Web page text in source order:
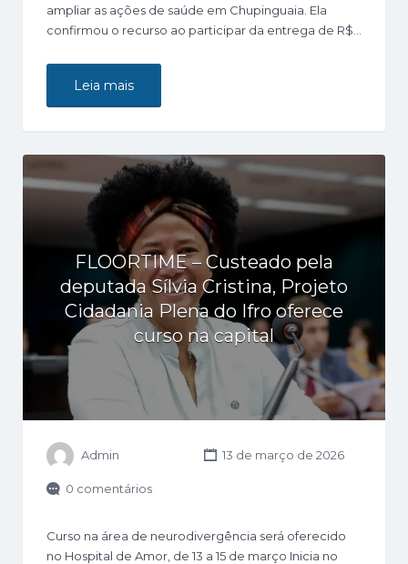
ampliar as ações de saúde em Chupinguaia. Ela
confirmou o recurso ao participar da entrega de R$…
Leia mais
FLOORTIME – Custeado pela
deputada Sílvia Cristina, Projeto
Cidadania Plena do Ifro oferece
curso na capital
Admin 13 de março de 2026
0 comentários
Curso na área de neurodivergência será oferecido
no Hospital de Amor, de 13 a 15 de março Inicia no